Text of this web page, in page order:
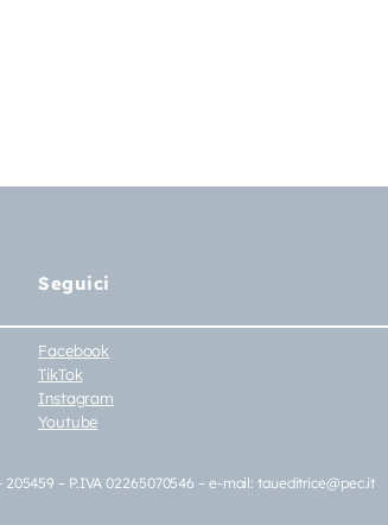
Seguici
Facebook
TikTok
Instagram
Youtube
– P.IVA 02265070546 – e-mail: taueditrice@pec.it